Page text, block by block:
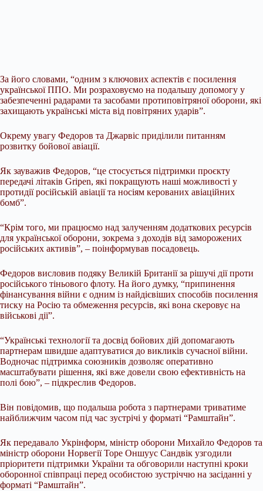
За його словами, “одним з ключових аспектів є посилення
української ППО. Ми розраховуємо на подальшу допомогу у
забезпеченні радарами та засобами протиповітряної оборони, які
захищають українські міста від повітряних ударів”.
Окрему увагу Федоров та Джарвіс приділили питанням
розвитку бойової авіації.
Як зауважив Федоров, “це стосується підтримки проєкту
передачі літаків Gripen, які покращують наші можливості у
протидії російській авіації та носіям керованих авіаційних
бомб”.
“Крім того, ми працюємо над залученням додаткових ресурсів
для української оборони, зокрема з доходів від заморожених
російських активів”, – поінформував посадовець.
Федоров висловив подяку Великій Британії за рішучі дії проти
російського тіньового флоту. На його думку, “припинення
фінансування війни є одним із найдієвіших способів посилення
тиску на Росію та обмеження ресурсів, які вона скеровує на
військові дії”.
“Українські технології та досвід бойових дій допомагають
партнерам швидше адаптуватися до викликів сучасної війни.
Водночас підтримка союзників дозволяє оперативно
масштабувати рішення, які вже довели свою ефективність на
полі бою”, – підкреслив Федоров.
Він повідомив, що подальша робота з партнерами триватиме
найближчим часом під час зустрічі у форматі “Рамштайн”.
Як передавало Укрінформ, міністр оборони Михайло Федоров та
міністр оборони Норвегії Торе Оншуус Сандвік узгодили
пріоритети підтримки України та обговорили наступні кроки
оборонної співпраці перед особистою зустріччю на засіданні у
форматі “Рамштайн”.